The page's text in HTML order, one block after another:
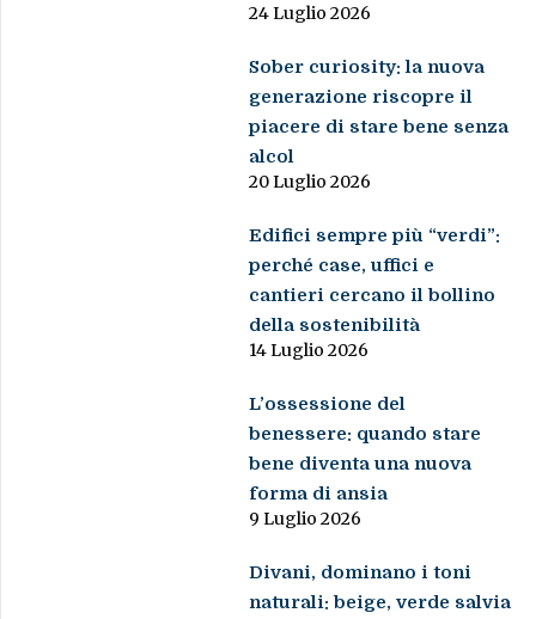
24 Luglio 2026
Sober curiosity: la nuova
generazione riscopre il
piacere di stare bene senza
alcol
20 Luglio 2026
Edifici sempre più “verdi”:
perché case, uffici e
cantieri cercano il bollino
della sostenibilità
14 Luglio 2026
L’ossessione del
benessere: quando stare
bene diventa una nuova
forma di ansia
9 Luglio 2026
Divani, dominano i toni
naturali: beige, verde salvia